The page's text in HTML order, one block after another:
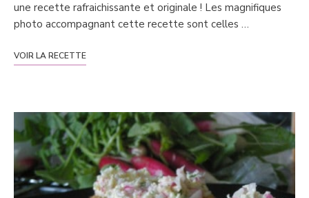
une recette rafraichissante et originale ! Les magnifiques
photo accompagnant cette recette sont celles …
VOIR LA RECETTE